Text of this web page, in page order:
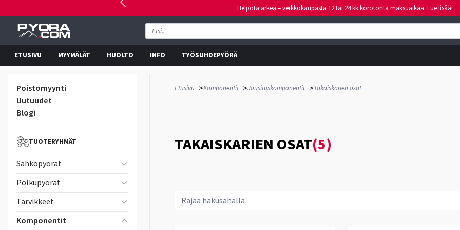
Helpota arkea – verkkokaupasta 12 tai 24 kk korotonta maksuaikaa. Lue lisää!
ETUSIVU MYYMÄLÄT HUOLTO INFO TYÖSUHDEPYÖRÄ
Poistomyynti
Uutuudet
Blogi
TUOTERYHMÄT
Sähköpyörät
Polkupyörät
Tarvikkeet
Komponentit
Etusivu >Komponentit >Jousituskomponentit >Takaiskarien osat
TAKAISKARIEN OSAT(5)